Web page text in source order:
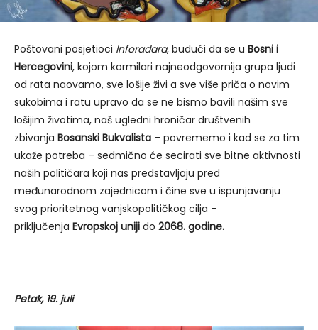
Poštovani posjetioci Inforadara, budući da se u Bosni i
Hercegovini, kojom kormilari najneodgovornija grupa ljudi
od rata naovamo, sve lošije živi a sve više priča o novim
sukobima i ratu upravo da se ne bismo bavili našim sve
lošijim životima, naš ugledni hroničar društvenih
zbivanja Bosanski Bukvalista – povrememo i kad se za tim
ukaže potreba – sedmično će secirati sve bitne aktivnosti
naših političara koji nas predstavljaju pred
međunarodnom zajednicom i čine sve u ispunjavanju
svog prioritetnog vanjskopolitičkog cilja –
priključenja Evropskoj uniji do 2068. godine.
Petak, 19. juli